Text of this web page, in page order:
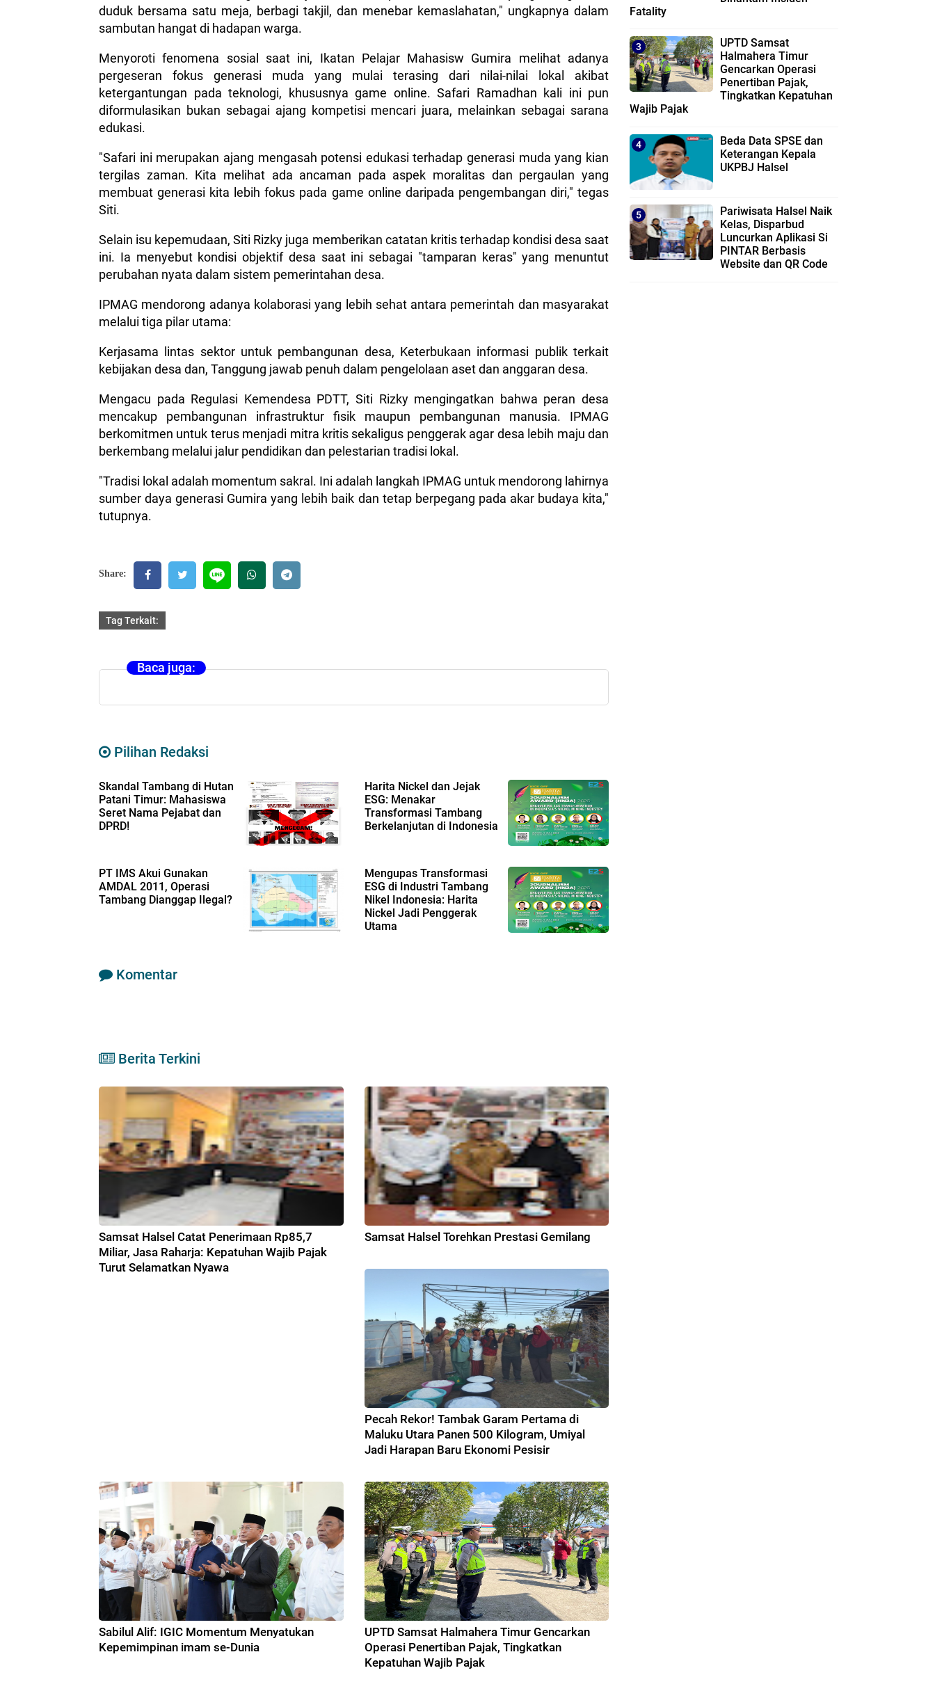
duduk bersama satu meja, berbagi takjil, dan menebar kemaslahatan," ungkapnya dalam
sambutan hangat di hadapan warga.
Menyoroti fenomena sosial saat ini, Ikatan Pelajar Mahasisw Gumira melihat adanya
pergeseran fokus generasi muda yang mulai terasing dari nilai-nilai lokal akibat
ketergantungan pada teknologi, khususnya game online. Safari Ramadhan kali ini pun
diformulasikan bukan sebagai ajang kompetisi mencari juara, melainkan sebagai sarana
edukasi.
"Safari ini merupakan ajang mengasah potensi edukasi terhadap generasi muda yang kian
tergilas zaman. Kita melihat ada ancaman pada aspek moralitas dan pergaulan yang
membuat generasi kita lebih fokus pada game online daripada pengembangan diri," tegas
Siti.
Selain isu kepemudaan, Siti Rizky juga memberikan catatan kritis terhadap kondisi desa saat
ini. Ia menyebut kondisi objektif desa saat ini sebagai "tamparan keras" yang menuntut
perubahan nyata dalam sistem pemerintahan desa.
IPMAG mendorong adanya kolaborasi yang lebih sehat antara pemerintah dan masyarakat
melalui tiga pilar utama:
Kerjasama lintas sektor untuk pembangunan desa, Keterbukaan informasi publik terkait
kebijakan desa dan, Tanggung jawab penuh dalam pengelolaan aset dan anggaran desa.
Mengacu pada Regulasi Kemendesa PDTT, Siti Rizky mengingatkan bahwa peran desa
mencakup pembangunan infrastruktur fisik maupun pembangunan manusia. IPMAG
berkomitmen untuk terus menjadi mitra kritis sekaligus penggerak agar desa lebih maju dan
berkembang melalui jalur pendidikan dan pelestarian tradisi lokal.
"Tradisi lokal adalah momentum sakral. Ini adalah langkah IPMAG untuk mendorong lahirnya
sumber daya generasi Gumira yang lebih baik dan tetap berpegang pada akar budaya kita,"
tutupnya.
Share:
Tag Terkait:
Baca juga:
Pilihan Redaksi
Skandal Tambang di Hutan
Patani Timur: Mahasiswa
Seret Nama Pejabat dan
DPRD!
Harita Nickel dan Jejak
ESG: Menakar
Transformasi Tambang
Berkelanjutan di Indonesia
PT IMS Akui Gunakan
AMDAL 2011, Operasi
Tambang Dianggap Ilegal?
Mengupas Transformasi
ESG di Industri Tambang
Nikel Indonesia: Harita
Nickel Jadi Penggerak
Utama
Komentar
Berita Terkini
Samsat Halsel Catat Penerimaan Rp85,7
Miliar, Jasa Raharja: Kepatuhan Wajib Pajak
Turut Selamatkan Nyawa
Samsat Halsel Torehkan Prestasi Gemilang
Pecah Rekor! Tambak Garam Pertama di
Maluku Utara Panen 500 Kilogram, Umiyal
Jadi Harapan Baru Ekonomi Pesisir
Sabilul Alif: IGIC Momentum Menyatukan
Kepemimpinan imam se-Dunia
UPTD Samsat Halmahera Timur Gencarkan
Operasi Penertiban Pajak, Tingkatkan
Kepatuhan Wajib Pajak
Fatality
UPTD Samsat
Halmahera Timur
Gencarkan Operasi
Penertiban Pajak,
Tingkatkan Kepatuhan
Wajib Pajak
Beda Data SPSE dan
Keterangan Kepala
UKPBJ Halsel
Pariwisata Halsel Naik
Kelas, Disparbud
Luncurkan Aplikasi Si
PINTAR Berbasis
Website dan QR Code